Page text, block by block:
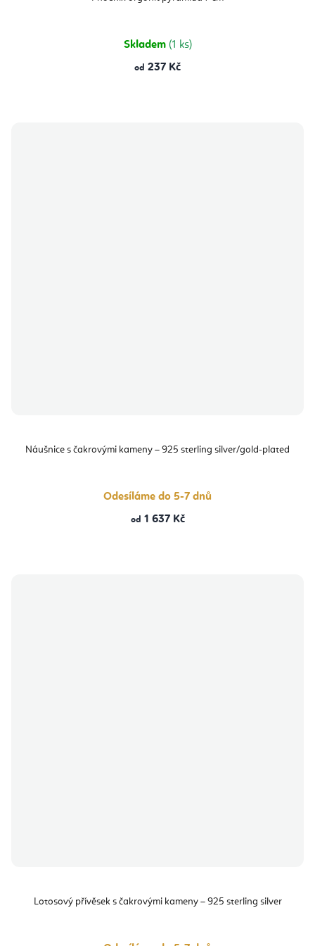
Skladem (1 ks)
od 237 Kč
Náušnice s čakrovými kameny – 925 sterling silver/gold-plated
Odesíláme do 5-7 dnů
od 1 637 Kč
Lotosový přívěsek s čakrovými kameny – 925 sterling silver